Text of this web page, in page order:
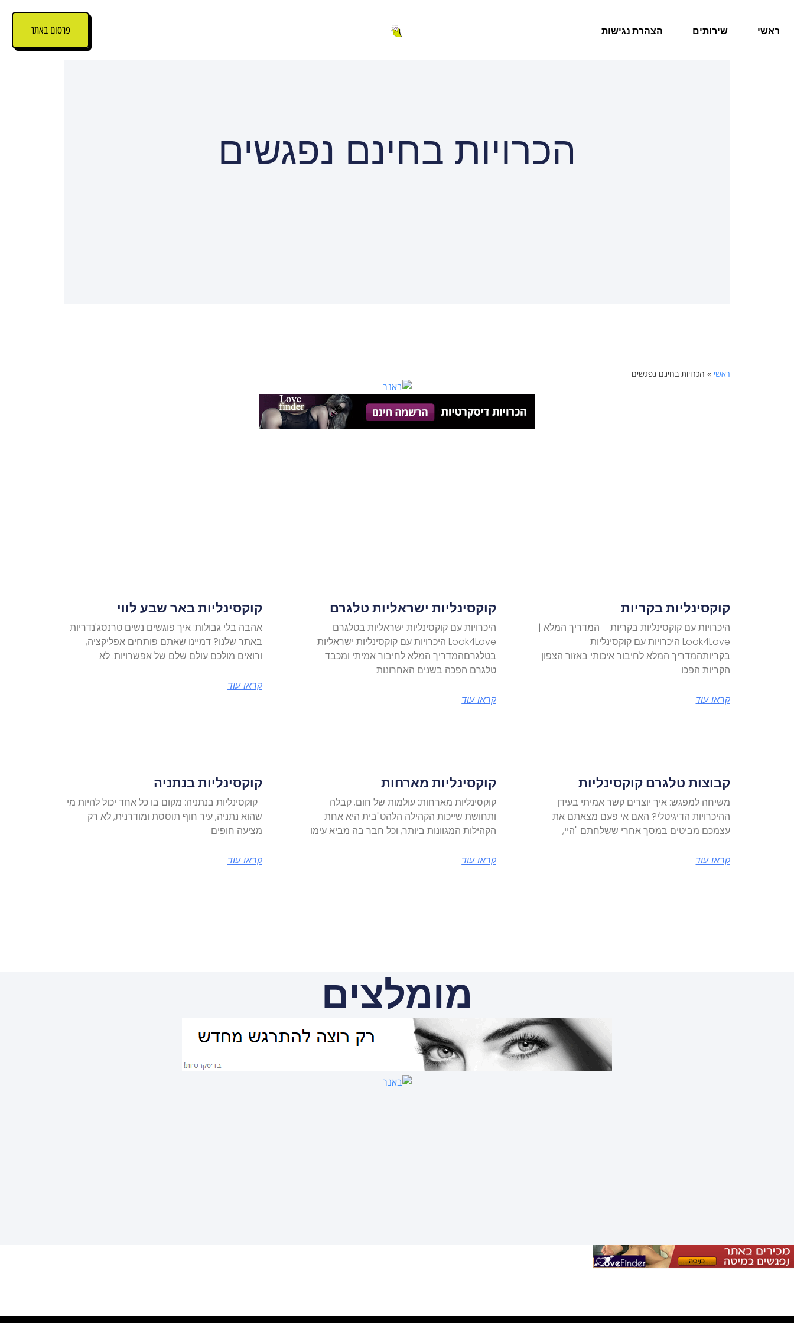
ראשי שירותים הצהרת נגישות פרסום באתר
הכרויות בחינם נפגשים
ראשי » הכרויות בחינם נפגשים
קוקסינליות בקריות
היכרויות עם קוקסינליות בקריות – המדריך המלא |
Look4Love היכרויות עם קוקסינליות
בקריותהמדריך המלא לחיבור איכותי באזור הצפון
הקריות הפכו
קראו עוד
קוקסינליות ישראליות טלגרם
היכרויות עם קוקסינליות ישראליות בטלגרם –
Look4Love היכרויות עם קוקסינליות ישראליות
בטלגרםהמדריך המלא לחיבור אמיתי ומכבד
טלגרם הפכה בשנים האחרונות
קראו עוד
קוקסינליות באר שבע לווי
אהבה בלי גבולות: איך פוגשים נשים טרנסג'נדריות
באתר שלנו? דמיינו שאתם פותחים אפליקציה,
ורואים מולכם עולם שלם של אפשרויות. לא
קראו עוד
קבוצות טלגרם קוקסינליות
משיחה למפגש: איך יוצרים קשר אמיתי בעידן
ההיכרויות הדיגיטלי? האם אי פעם מצאתם את
עצמכם מביטים במסך אחרי ששלחתם "היי,
קראו עוד
קוקסינליות מארחות
קוקסינליות מארחות: עולמות של חום, קבלה
ותחושת שייכות הקהילה הלהט"בית היא אחת
הקהילות המגוונות ביותר, וכל חבר בה מביא עימו
קראו עוד
קוקסינליות בנתניה
קוקסינליות בנתניה: מקום בו כל אחד יכול להיות מי
שהוא נתניה, עיר חוף תוססת ומודרנית, לא רק
מציעה חופים
קראו עוד
מומלצים